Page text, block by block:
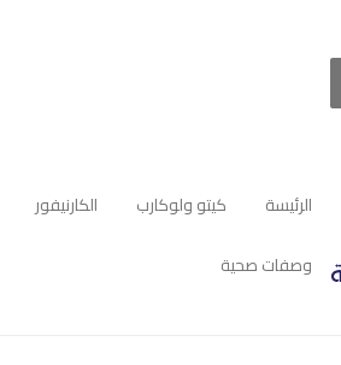
الرئيسة كيتو ولوكارب الكارنيفور
وصفات صحية